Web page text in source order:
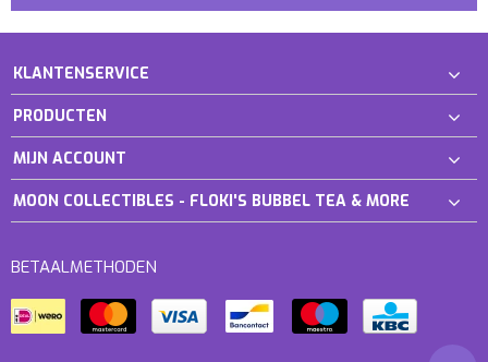
KLANTENSERVICE
PRODUCTEN
MIJN ACCOUNT
MOON COLLECTIBLES - FLOKI'S BUBBEL TEA & MORE
BETAALMETHODEN